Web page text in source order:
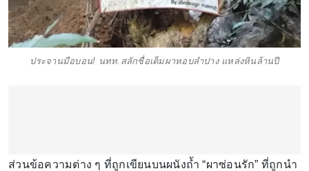
ประจานมือบอน! นทท.สลักชื่อเต็มผาหอบลำปาง แหล่งหินล้านปี
ส่วนข้อความต่าง ๆ ที่ถูกเขียนบนผนังถ้ำ “ผาซ่อนรัก” ที่ถูกนำ